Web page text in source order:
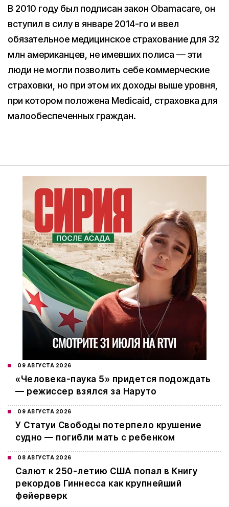
В 2010 году был подписан закон Obamacare, он
вступил в силу в январе 2014-го и ввел
обязательное медицинское страхование для 32
млн американцев, не имевших полиса — эти
люди не могли позволить себе коммерческие
страховки, но при этом их доходы выше уровня,
при котором положена Medicaid, страховка для
малообеспеченных граждан.
09 АВГУСТА 2026
«Человека-паука 5» придется подождать
— режиссер взялся за Наруто
09 АВГУСТА 2026
У Статуи Свободы потерпело крушение
судно — погибли мать с ребенком
08 АВГУСТА 2026
Салют к 250-летию США попал в Книгу
рекордов Гиннесса как крупнейший
фейерверк